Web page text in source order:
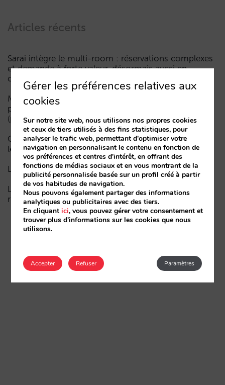
Articles récents
Sarai intègre le multi-room : réservations complexes
et demande à forte valeur, désormais aussi en
conversation
Moins de campagnes, plus d’intelligence : manuel IA
pour actualiser le marketing digital de votre hôtel
(partie 1)
Comment un hôtel apparaît dans les assistants d’IA :
les trois couches de visibilité
La fin de l’ère « Book on Metasearch »
Le funnel dans l’IA est cassé. La clé pour le réparer
réside dans la phase de considération
Gérer les préférences relatives aux
cookies
Sur notre site web, nous utilisons nos propres cookies
et ceux de tiers utilisés à des fins statistiques, pour
analyser le trafic web, permettant d'optimiser votre
navigation en personnalisant le contenu en fonction de
vos préférences et centres d'intérêt, en offrant des
fonctions de médias sociaux et en vous montrant de la
publicité personnalisée basée sur un profil créé à partir
de vos habitudes de navigation.
Nous pouvons également partager des informations
analytiques ou publicitaires avec des tiers.
En cliquantici, vous pouvez gérer votre consentement et
trouver plus d'informations sur les cookies que nous
utilisons.
Accepter Paramètres
Refuser